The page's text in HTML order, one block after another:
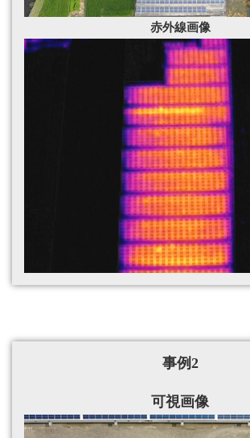
赤外線画像
事例2
可視画像